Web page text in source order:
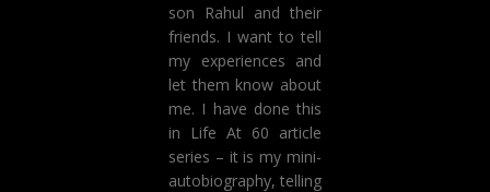
son Rahul and their
friends. I want to tell
my experiences and
let them know about
me. I have done this
in Life At 60 article
series – it is my mini-
autobiography, telling